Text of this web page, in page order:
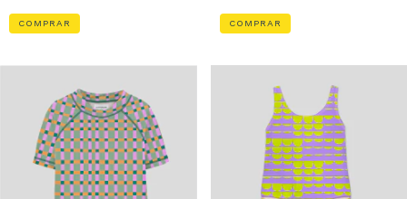
COMPRAR COMPRAR